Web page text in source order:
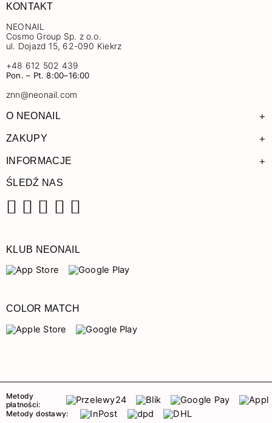
KONTAKT
NEONAIL
Cosmo Group Sp. z o.o.
ul. Dojazd 15, 62-090 Kiekrz
+48 612 502 439
Pon. – Pt. 8:00–16:00
znn@neonail.com
O NEONAIL +
ZAKUPY +
INFORMACJE +
ŚLEDŹ NAS
KLUB NEONAIL
COLOR MATCH
Metody
płatności:
Metody dostawy: